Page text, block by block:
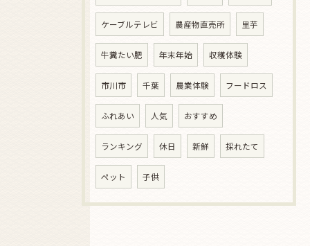
ケーブルテレビ 農産物直売所 里芋
牛糞たい肥 年末年始 収穫体験
市川市 千葉 農業体験 フードロス
ふれあい 人気 おすすめ
ランキング 休日 新鮮 採れたて
ペット 子供